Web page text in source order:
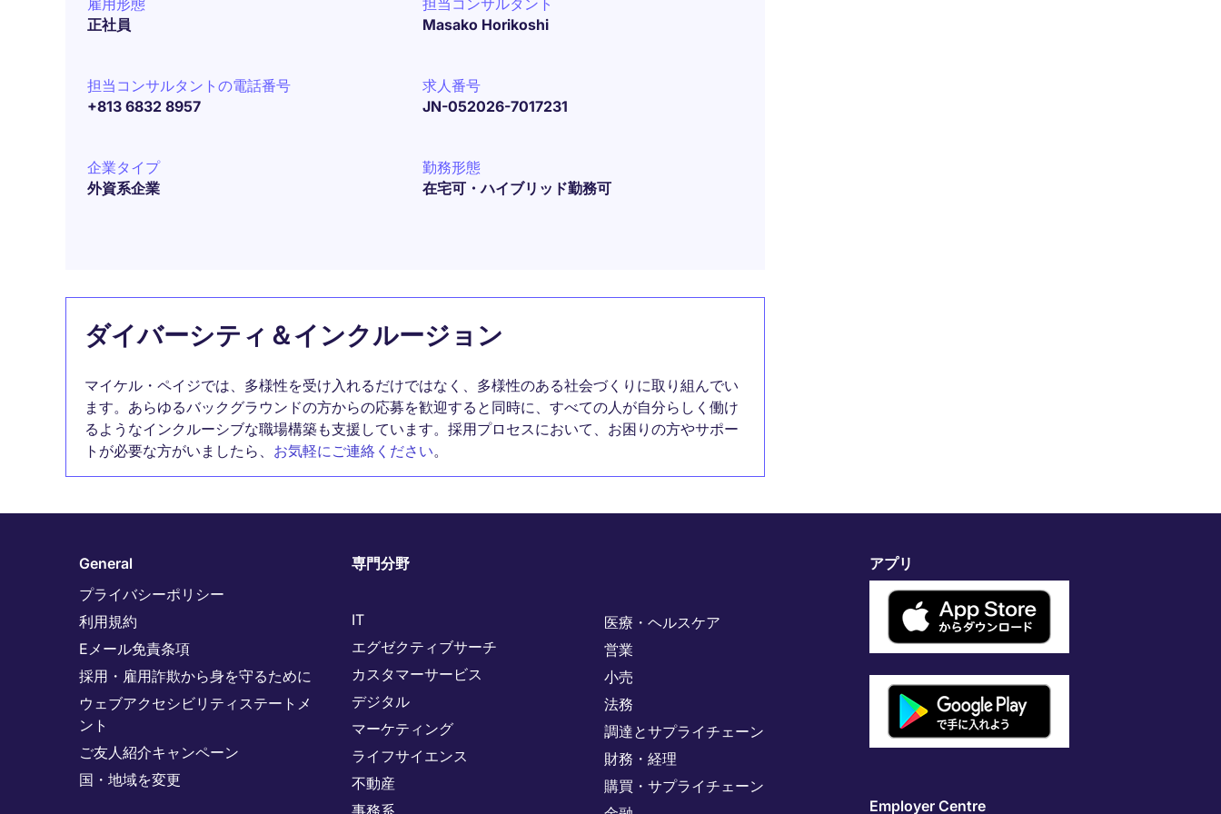
雇用形態
正社員
担当コンサルタント
Masako Horikoshi
担当コンサルタントの電話番号
+813 6832 8957
求人番号
JN-052026-7017231
企業タイプ
外資系企業
勤務形態
在宅可・ハイブリッド勤務可
ダイバーシティ＆インクルージョン
マイケル・ペイジでは、多様性を受け入れるだけではなく、多様性のある社会づくりに取り組んでい
ます。あらゆるバックグラウンドの方からの応募を歓迎すると同時に、すべての人が自分らしく働け
るようなインクルーシブな職場構築も支援しています。採用プロセスにおいて、お困りの方やサポー
トが必要な方がいましたら、 お気軽にご連絡ください。
General
プライバシーポリシー
利用規約
Eメール免責条項
採用・雇用詐欺から身を守るために
ウェブアクセシビリティステートメ
ント
ご友人紹介キャンペーン
国・地域を変更
専門分野
IT
エグゼクティブサーチ
カスタマーサービス
デジタル
マーケティング
ライフサイエンス
不動産
事務系
医療・ヘルスケア
営業
小売
法務
調達とサプライチェーン
財務・経理
購買・サプライチェーン
アプリ
Employer Centre